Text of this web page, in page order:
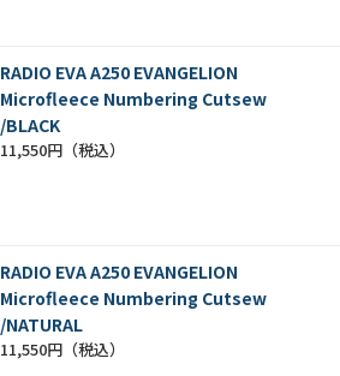
RADIO EVA A250 EVANGELION
Microfleece Numbering Cutsew
/BLACK
11,550円
RADIO EVA A250 EVANGELION
Microfleece Numbering Cutsew
/NATURAL
11,550円